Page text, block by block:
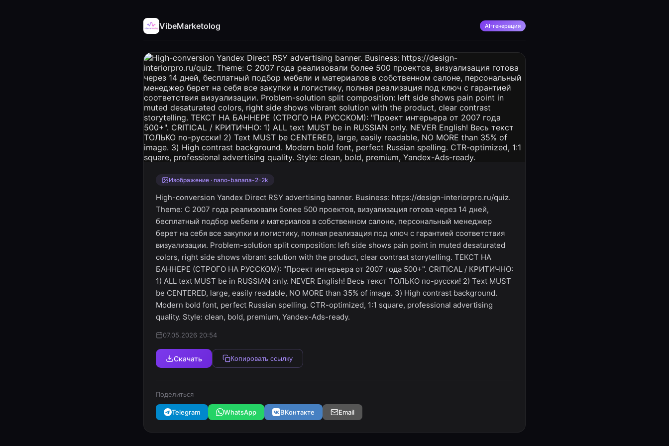
VibeMarketolog AI-генерация
Изображение · nano-banana-2-2k
High-conversion Yandex Direct RSY advertising banner. Business: https://design-interiorpro.ru/quiz.
Theme: С 2007 года реализовали более 500 проектов, визуализация готова через 14 дней,
бесплатный подбор мебели и материалов в собственном салоне, персональный менеджер
берет на себя все закупки и логистику, полная реализация под ключ с гарантией соответствия
визуализации. Problem-solution split composition: left side shows pain point in muted desaturated
colors, right side shows vibrant solution with the product, clear contrast storytelling. ТЕКСТ НА
БАННЕРЕ (СТРОГО НА РУССКОМ): "Проект интерьера от 2007 года 500+". CRITICAL / КРИТИЧНО:
1) ALL text MUST be in RUSSIAN only. NEVER English! Весь текст ТОЛЬКО по-русски! 2) Text MUST
be CENTERED, large, easily readable, NO MORE than 35% of image. 3) High contrast background.
Modern bold font, perfect Russian spelling. CTR-optimized, 1:1 square, professional advertising
quality. Style: clean, bold, premium, Yandex-Ads-ready.
07.05.2026 20:54
Скачать Копировать ссылку
Поделиться
Telegram WhatsApp ВКонтакте Email